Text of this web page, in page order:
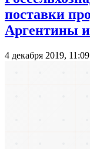
поставки
Аргентины
4 декабря 2019, 11:09